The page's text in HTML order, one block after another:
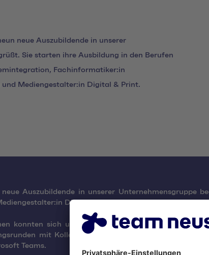
neue Auszubildende in unserer
Sie starten ihre Ausbildung in den Berufen
Fachinformatiker:in
Mediengestalter:in Digital & Print.
Auszubildende in unserer Unternehmensgruppe
Digital & Print.
konnten sich unsere neuen Kolleg:innen im
mit Kolleg:innen und Ausbilder:innen,
Teams.